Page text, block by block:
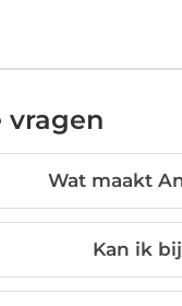
vragen
Wat maakt
Kan ik